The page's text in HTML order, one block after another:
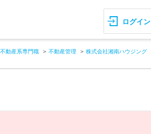
ログイン
不動産系専門職 不動産管理 株式会社湘南ハウジング